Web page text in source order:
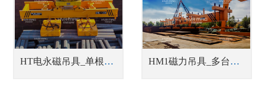
HT电永磁吊具_单根、单排或成捆钢管吊具 HM1磁力吊具_多台联吊中厚钢板吊具